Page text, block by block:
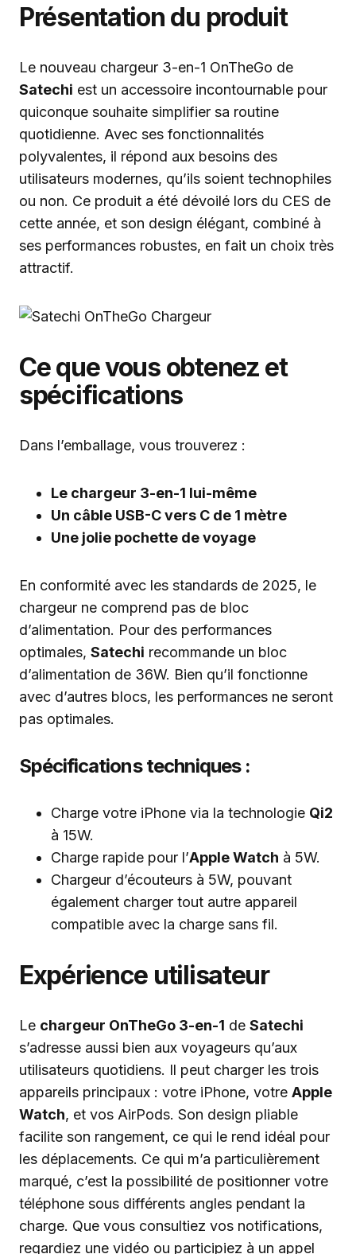
Présentation du produit
Le nouveau chargeur 3-en-1 OnTheGo de
Satechi est un accessoire incontournable pour
quiconque souhaite simplifier sa routine
quotidienne. Avec ses fonctionnalités
polyvalentes, il répond aux besoins des
utilisateurs modernes, qu’ils soient technophiles
ou non. Ce produit a été dévoilé lors du CES de
cette année, et son design élégant, combiné à
ses performances robustes, en fait un choix très
attractif.
Ce que vous obtenez et
spécifications
Dans l’emballage, vous trouverez :
Le chargeur 3-en-1 lui-même
Un câble USB-C vers C de 1 mètre
Une jolie pochette de voyage
En conformité avec les standards de 2025, le
chargeur ne comprend pas de bloc
d’alimentation. Pour des performances
optimales, Satechi recommande un bloc
d’alimentation de 36W. Bien qu’il fonctionne
avec d’autres blocs, les performances ne seront
pas optimales.
Spécifications techniques :
Charge votre iPhone via la technologie Qi2
à 15W.
Charge rapide pour l’Apple Watch à 5W.
Chargeur d’écouteurs à 5W, pouvant
également charger tout autre appareil
compatible avec la charge sans fil.
Expérience utilisateur
Le chargeur OnTheGo 3-en-1 de Satechi
s’adresse aussi bien aux voyageurs qu’aux
utilisateurs quotidiens. Il peut charger les trois
appareils principaux : votre iPhone, votre Apple
Watch, et vos AirPods. Son design pliable
facilite son rangement, ce qui le rend idéal pour
les déplacements. Ce qui m’a particulièrement
marqué, c’est la possibilité de positionner votre
téléphone sous différents angles pendant la
charge. Que vous consultiez vos notifications,
regardiez une vidéo ou participiez à un appel